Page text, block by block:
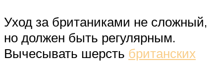
Уход за британиками не сложный,
но должен быть регулярным.
Вычесывать шерсть британских